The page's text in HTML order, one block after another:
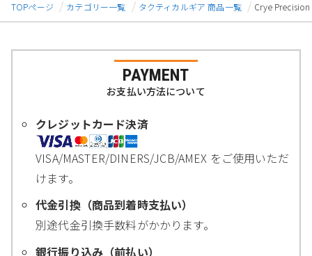
TOPページ
カテゴリー一覧 タクティカルギア 商品一覧 Crye Precision
PAYMENT
お支払い方法について
クレジットカード決済
VISA/MASTER/DINERS/JCB/AMEX をご使用いただ
けます。
代金引換（商品到着時支払い）
別途代金引換手数料がかかります。
銀行振り込み（前払い）